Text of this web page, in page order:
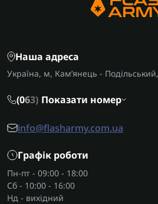
Наша адреса
Україна, м, Кам’янець -
(063) Показати номер
info@flasharmy.com.ua
Графік роботи
Пн-пт - 09:00 - 18:00
Сб - 10:00 - 16:00
Нд - вихідний